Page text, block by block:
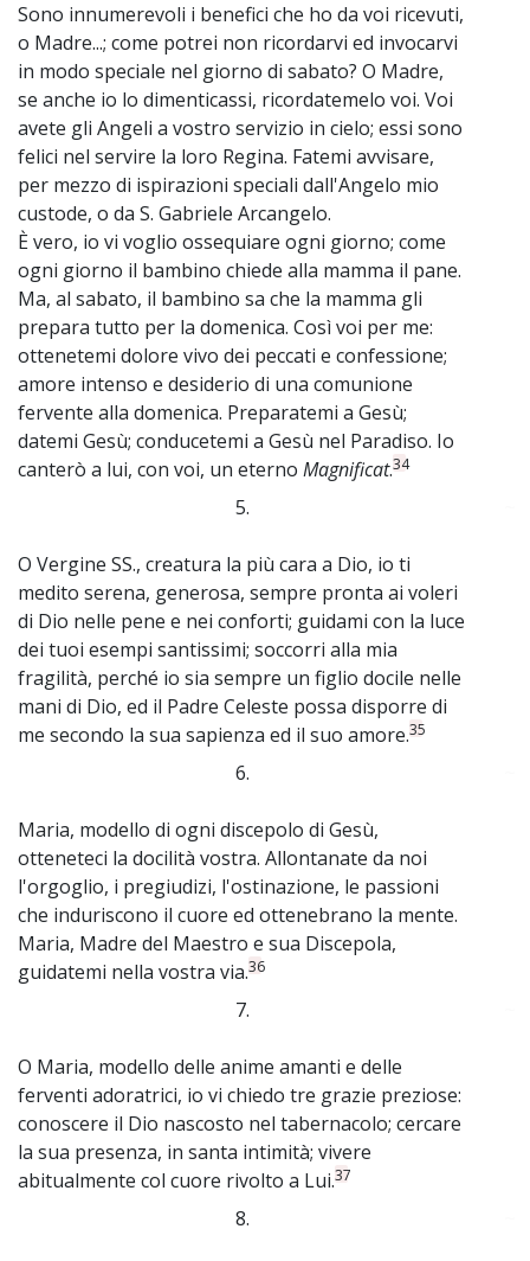
Sono innumerevoli i benefici che ho da voi ricevuti,
o Madre...; come potrei non ricordarvi ed invocarvi
in modo speciale nel giorno di sabato? O Madre,
se anche io lo dimenticassi, ricordatemelo voi. Voi
avete gli Angeli a vostro servizio in cielo; essi sono
felici nel servire la loro Regina. Fatemi avvisare,
per mezzo di ispirazioni speciali dall'Angelo mio
custode, o da S. Gabriele Arcangelo.
È vero, io vi voglio ossequiare ogni giorno; come
ogni giorno il bambino chiede alla mamma il pane.
Ma, al sabato, il bambino sa che la mamma gli
prepara tutto per la domenica. Così voi per me:
ottenetemi dolore vivo dei peccati e confessione;
amore intenso e desiderio di una comunione
fervente alla domenica. Preparatemi a Gesù;
datemi Gesù; conducetemi a Gesù nel Paradiso. Io
canterò a lui, con voi, un eterno Magnificat.34
5.
O Vergine SS., creatura la più cara a Dio, io ti
medito serena, generosa, sempre pronta ai voleri
di Dio nelle pene e nei conforti; guidami con la luce
dei tuoi esempi santissimi; soccorri alla mia
fragilità, perché io sia sempre un figlio docile nelle
mani di Dio, ed il Padre Celeste possa disporre di
me secondo la sua sapienza ed il suo amore.35
6.
Maria, modello di ogni discepolo di Gesù,
otteneteci la docilità vostra. Allontanate da noi
l'orgoglio, i pregiudizi, l'ostinazione, le passioni
che induriscono il cuore ed ottenebrano la mente.
Maria, Madre del Maestro e sua Discepola,
guidatemi nella vostra via.36
7.
O Maria, modello delle anime amanti e delle
ferventi adoratrici, io vi chiedo tre grazie preziose:
conoscere il Dio nascosto nel tabernacolo; cercare
la sua presenza, in santa intimità; vivere
abitualmente col cuore rivolto a Lui.37
8.